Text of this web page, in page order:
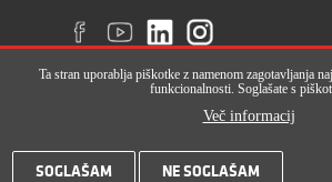
Vse pravice pridržane © Fakulteta za računalništvo
2820-2961), 2017-2022
Ta stran uporablja piškotke z namenom zagotavljanja
funkcionalnosti. Soglašate s
Več informacij
SOGLAŠAM NE SOGLAŠAM